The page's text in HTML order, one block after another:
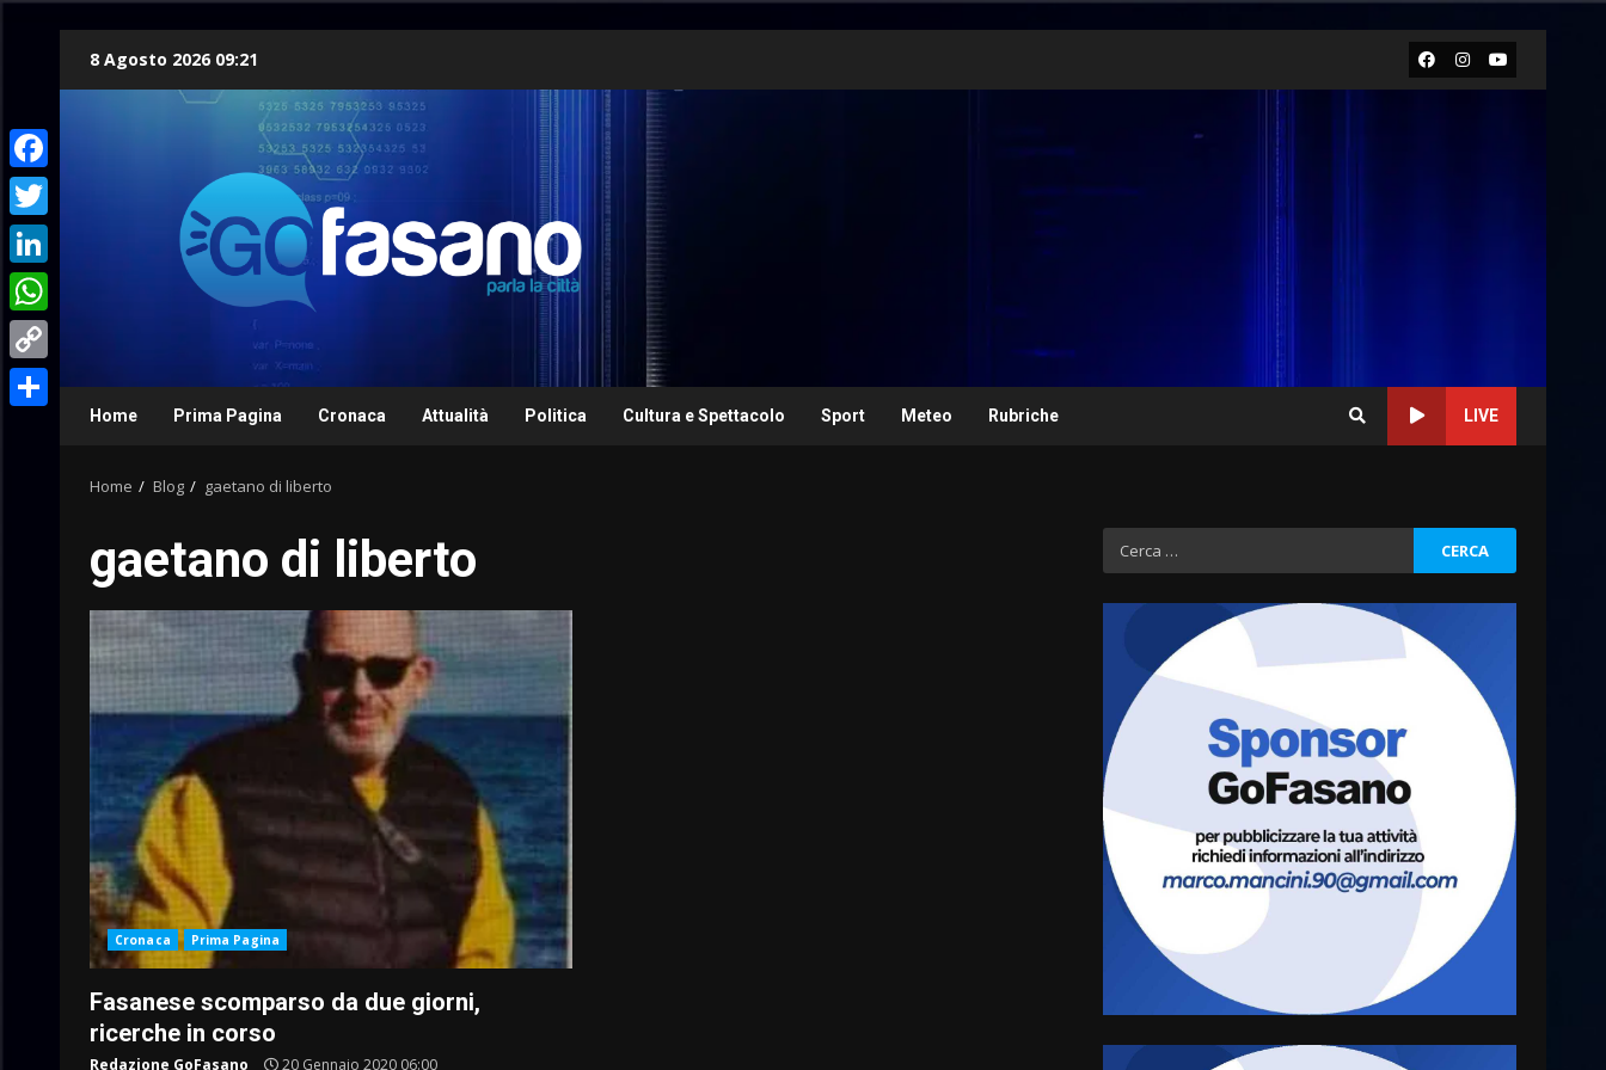
8 Agosto 2026 09:21 Facebook
Instagram
Youtube
Home Prima Pagina Cronaca Attualità Politica Cultura e Spettacolo Sport Meteo Rubriche LIVE
Home Blog gaetano di liberto
gaetano di liberto
Cronaca Prima Pagina
Fasanese scomparso da due giorni,
ricerche in corso
Redazione GoFasano 20 Gennaio 2020 06:00
Ricerca
per:
“I Contestatori: Musica di
appuntamento con “Fasano in
Banda”
7 Agosto 2026 06:05
4
US Fasano, Scianaro:
“Profonda amarezza per
esclusione dal campionato di
calcio”
7 Agosto 2026 06:00
5
Fasanese ferito a colpi di
arma da fuoco
Facebook
Twitter
LinkedIn
WhatsApp
Copy